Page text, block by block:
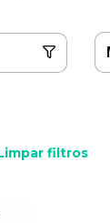
filtros